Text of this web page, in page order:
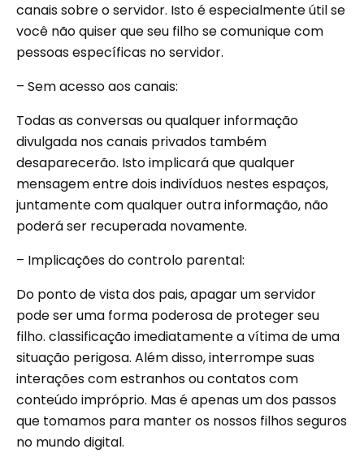
canais sobre o servidor. Isto é especialmente útil se
você não quiser que seu filho se comunique com
pessoas específicas no servidor.
– Sem acesso aos canais:
Todas as conversas ou qualquer informação
divulgada nos canais privados também
desaparecerão. Isto implicará que qualquer
mensagem entre dois indivíduos nestes espaços,
juntamente com qualquer outra informação, não
poderá ser recuperada novamente.
– Implicações do controlo parental:
Do ponto de vista dos pais, apagar um servidor
pode ser uma forma poderosa de proteger seu
filho. classificação imediatamente a vítima de uma
situação perigosa. Além disso, interrompe suas
interações com estranhos ou contatos com
conteúdo impróprio. Mas é apenas um dos passos
que tomamos para manter os nossos filhos seguros
no mundo digital.